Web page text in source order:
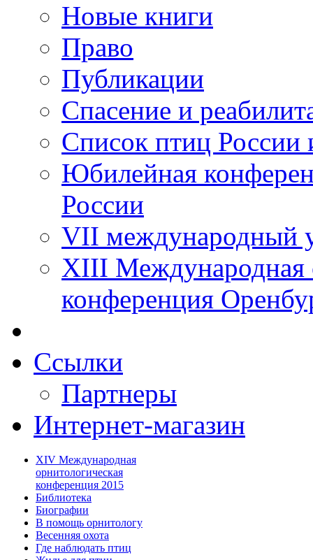
Новые книги
Право
Публикации
Спасение и
Список птиц России
Юбилейная
России
VII международный
XIII Международная
конференция
Ссылки
Партнеры
Интернет-магазин
XIV Международная
орнитологическая
конференция 2015
Библиотека
Биографии
В помощь орнитологу
Весенняя охота
Где наблюдать птиц